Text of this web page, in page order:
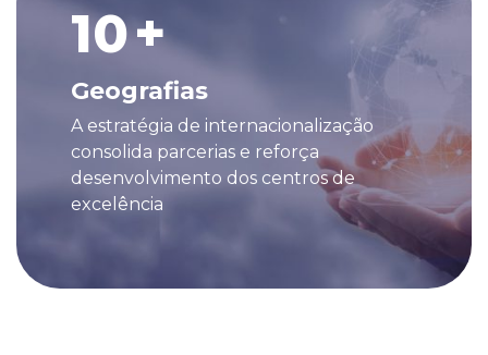
10+
Geografias
A estratégia de internacionalização
consolida parcerias e reforça
desenvolvimento dos centros de
excelência